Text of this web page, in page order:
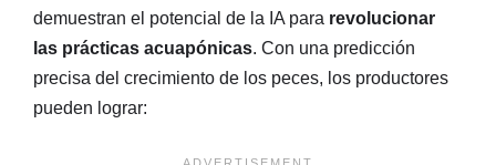
demuestran el potencial de la IA para revolucionar
las prácticas acuapónicas. Con una predicción
precisa del crecimiento de los peces, los productores
pueden lograr: